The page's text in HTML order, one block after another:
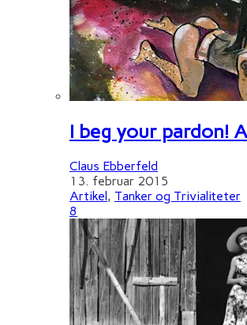
I beg your pardon!
Claus Ebberfeld
13. februar 2015
Artikel, Tanker og Trivialiteter
8